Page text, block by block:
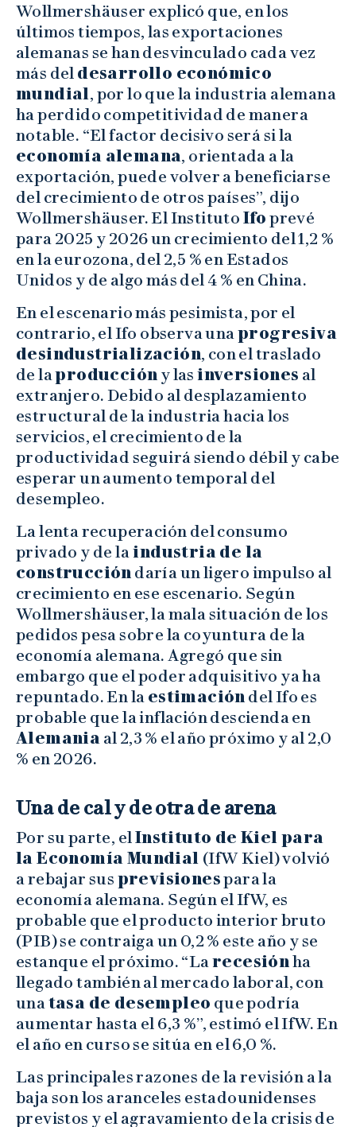
Wollmershäuser explicó que, en los
últimos tiempos, las exportaciones
alemanas se han desvinculado cada vez
más del desarrollo económico
mundial, por lo que la industria alemana
ha perdido competitividad de manera
notable. “El factor decisivo será si la
economía alemana, orientada a la
exportación, puede volver a beneficiarse
del crecimiento de otros países”, dijo
Wollmershäuser. El Instituto Ifo prevé
para 2025 y 2026 un crecimiento del 1,2 %
en la eurozona, del 2,5 % en Estados
Unidos y de algo más del 4 % en China.
En el escenario más pesimista, por el
contrario, el Ifo observa unaprogresiva
desindustrialización, con el traslado
de laproducción y lasinversiones al
extranjero. Debido al desplazamiento
estructural de la industria hacia los
servicios, el crecimiento de la
productividad seguirá siendo débil y cabe
esperar un aumento temporal del
desempleo.
La lenta recuperación del consumo
privado y de laindustria de la
construcción daría un ligero impulso al
crecimiento en ese escenario. Según
Wollmershäuser, la mala situación de los
pedidos pesa sobre la coyuntura de la
economía alemana. Agregó que sin
embargo que el poder adquisitivo ya ha
repuntado. En la estimación del Ifo es
probable que la inflación descienda en
Alemania al 2,3 % el año próximo y al 2,0
% en 2026.
Una de cal y de otra de arena
Por su parte, elInstituto de Kiel para
la Economía Mundial (IfW Kiel) volvió
a rebajar sus previsionespara la
economía alemana. Según el IfW, es
probable que el producto interior bruto
(PIB) se contraiga un 0,2 % este año y se
estanque el próximo. “Larecesiónha
llegado también al mercado laboral, con
unatasa de desempleo que podría
aumentar hasta el 6,3 %”, estimó el IfW. En
el año en curso se sitúa en el 6,0 %.
Las principales razones de la revisión a la
baja son los aranceles estadounidenses
previstos y el agravamiento de la crisis de